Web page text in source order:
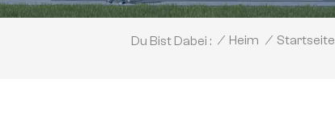
Du Bist Dabei : / Heim / Startseite